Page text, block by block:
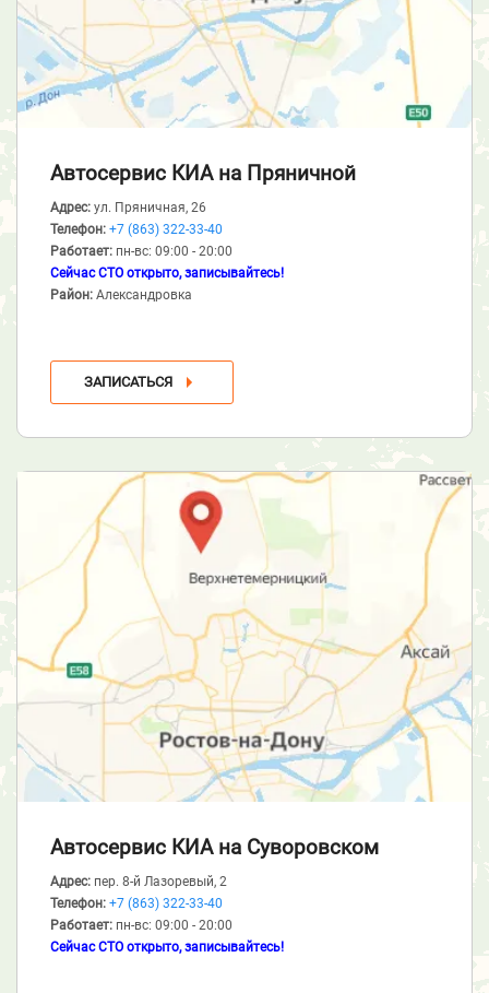
Автосервис КИА на Пряничной
Адрес: ул. Пряничная, 26
Телефон: +7 (863) 322-33-40
Работает: пн-вс: 09:00 - 20:00
Сейчас СТО открыто, записывайтесь!
Район: Александровка
ЗАПИСАТЬСЯ
Автосервис КИА на Суворовском
Адрес: пер. 8-й Лазоревый, 2
Телефон: +7 (863) 322-33-40
Работает: пн-вс: 09:00 - 20:00
Сейчас СТО открыто, записывайтесь!